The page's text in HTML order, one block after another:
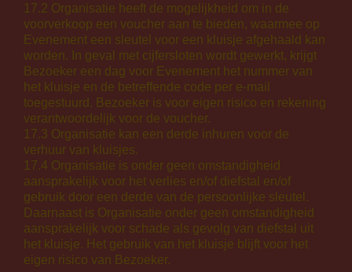
17.2 Organisatie heeft de mogelijkheid om in de
voorverkoop een voucher aan te bieden, waarmee op
Evenement een sleutel voor een kluisje afgehaald kan
worden. In geval met cijfersloten wordt gewerkt, krijgt
Bezoeker een dag voor Evenement het nummer van
het kluisje en de betreffende code per e-mail
toegestuurd. Bezoeker is voor eigen risico en rekening
verantwoordelijk voor de voucher.
17.3 Organisatie kan een derde inhuren voor de
verhuur van kluisjes.
17.4 Organisatie is onder geen omstandigheid
aansprakelijk voor het verlies en/of diefstal en/of
gebruik door een derde van de persoonlijke sleutel.
Daarnaast is Organisatie onder geen omstandigheid
aansprakelijk voor schade als gevolg van diefstal uit
het kluisje. Het gebruik van het kluisje blijft voor het
eigen risico van Bezoeker.